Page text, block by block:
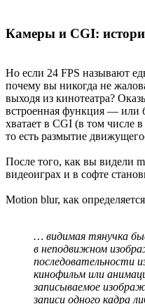
Камеры и CGI:
Но если 24 FPS называют
почему вы никогда не
выходя из кинотеатра?
встроенная функция — или
хватает в CGI (в том числе
то есть размытие
После того, как вы видели
видеоиграх и в софте
Motion blur, как
… видимая тянучка
в неподвижном
последовательности
кинофильм или
записываемое
записи одного кадра